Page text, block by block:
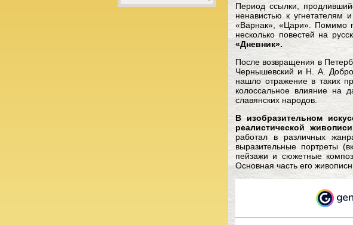
Период ссылки,
ненавистью к
«Варнак», «Цари». Помимо
несколько повестей на
«Дневник».
После возвращения в
Чернышевский и Н. А.
нашло отражение в таких
колоссальное влияние на
славянских народов.
В изобразительном
реалистической
работал в различных
выразительные портреты
пейзажи и сюжетные
Основная часть его